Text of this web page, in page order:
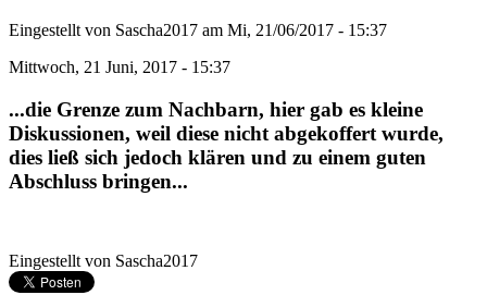
Eingestellt von Sascha2017 am Mi, 21/06/2017 - 15:37
Mittwoch, 21 Juni, 2017 - 15:37
...die Grenze zum Nachbarn, hier gab es kleine
Diskussionen, weil diese nicht abgekoffert wurde,
dies ließ sich jedoch klären und zu einem guten
Abschluss bringen...
Eingestellt von Sascha2017